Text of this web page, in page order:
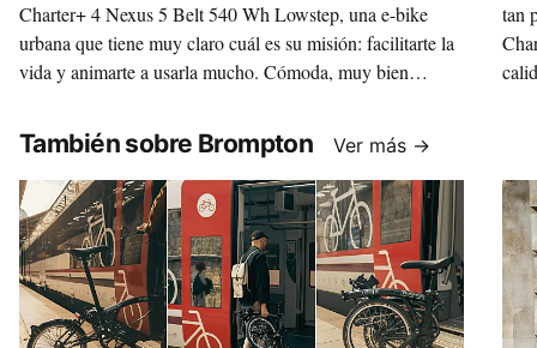
Charter+ 4 Nexus 5 Belt 540 Wh Lowstep, una e-bike
urbana que tiene muy claro cuál es su misión: facilitarte la
vida y animarte a usarla mucho. Cómoda, muy bien
interno y correa que tiene todo el sentido del mundo para
el día a día, esta Charter+ quiere ser una compañera fiable,
limpia y práctica. Y, lo mejor, es que casi siempre lo
consigue.
tan
no
También sobre Brompton Ver más →